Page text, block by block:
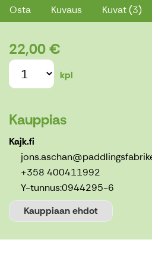
Osta Kuvaus Kuvat (3)
22,00 €
kpl
Kauppias
Kajk.fi
+358 400411992
Y-tunnus:0944295-6
Kauppiaan ehdot